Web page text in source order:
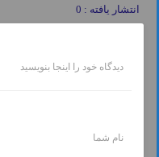
انتشار یافته : 0
دیدگاه خود را اینجا بنویسید
نام شما